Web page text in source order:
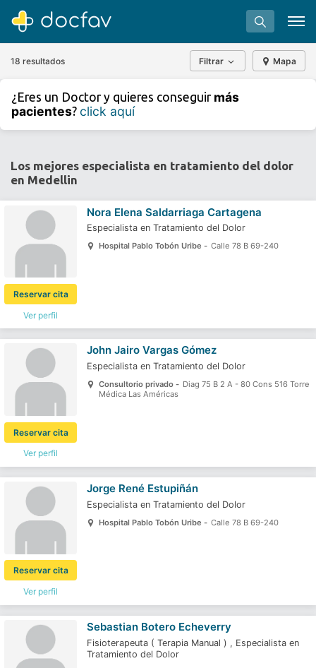
Buscar
¿Eres un doctor?
18 resultados Filtrar Mapa
¿Eres un Doctor y quieres conseguir más
pacientes? click aquí
Los mejores especialista en tratamiento del dolor
en Medellin
Ver perfil
Reservar cita
Nora Elena Saldarriaga Cartagena
Especialista en Tratamiento del Dolor
Hospital Pablo Tobón Uribe - Calle 78 B 69-240
Ver perfil
Reservar cita
John Jairo Vargas Gómez
Especialista en Tratamiento del Dolor
Consultorio privado - Diag 75 B 2 A - 80 Cons 516 Torre
Médica Las Américas
Ver perfil
Reservar cita
Jorge René Estupiñán
Especialista en Tratamiento del Dolor
Hospital Pablo Tobón Uribe - Calle 78 B 69-240
Sebastian Botero Echeverry
Fisioterapeuta ( Terapia Manual ) , Especialista en
Tratamiento del Dolor
⇧
©
contributors.